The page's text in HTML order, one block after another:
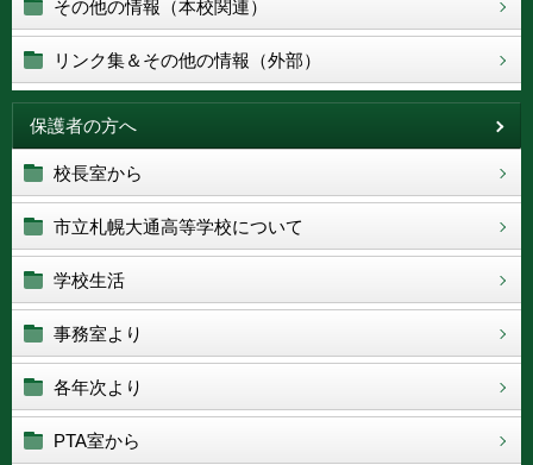
その他の情報（本校関連）
リンク集＆その他の情報（外部）
保護者の方へ
校長室から
市立札幌大通高等学校について
学校生活
事務室より
各年次より
PTA室から